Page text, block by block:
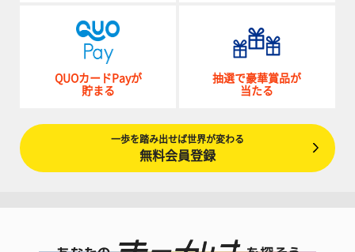
QUOカードPayが
貯まる
抽選で豪華賞品が
当たる
一歩を踏み出せば世界が変わる
無料会員登録